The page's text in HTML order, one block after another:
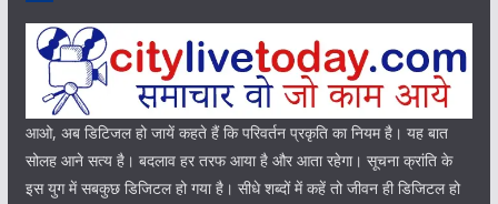
आओ, अब डिटिजल हो जायें कहते हैं कि परिवर्तन प्रकृति का नियम है। यह बात
सोलह आने सत्य है। बदलाव हर तरफ आया है और आता रहेगा। सूचना क्रांति के
इस युग में सबकुछ डिजिटल हो गया है। सीधे शब्दों में कहें तो जीवन ही डिजिटल हो